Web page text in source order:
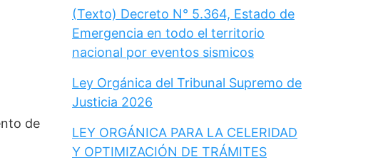
de
(Texto) Decreto N° 5.364, Estado de
Emergencia en todo el territorio
nacional por eventos sismicos
Ley Orgánica del Tribunal Supremo de
Justicia 2026
LEY ORGÁNICA PARA LA CELERIDAD
Y OPTIMIZACIÓN DE TRÁMITES